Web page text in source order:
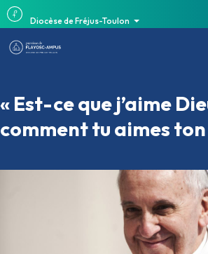
Diocèse de Fréjus-Toulon
« Est-ce que j’aime
comment tu aimes